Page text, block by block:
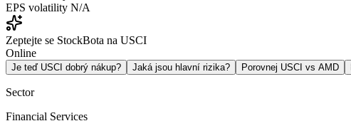
EPS volatility N/A
Zeptejte se StockBota na USCI
Online
Je teď USCI dobrý nákup? Jaká jsou hlavní rizika? Porovnej USCI vs AMD
Sector
Financial Services